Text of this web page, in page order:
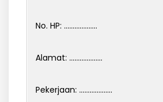
No. HP: ……………….
Alamat: ……………….
Pekerjaan: ……………….